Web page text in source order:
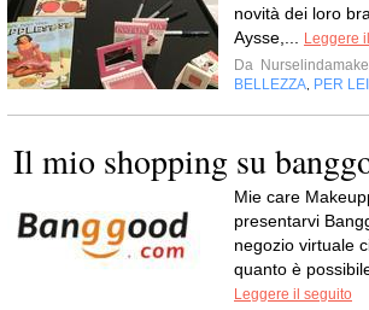
novità dei loro
Aysse,...
Leggere
Da
BELLEZZA PER LEI
Il mio shopping su
Mie care
presentarvi
negozio virtuale
quanto è
Leggere il seguito